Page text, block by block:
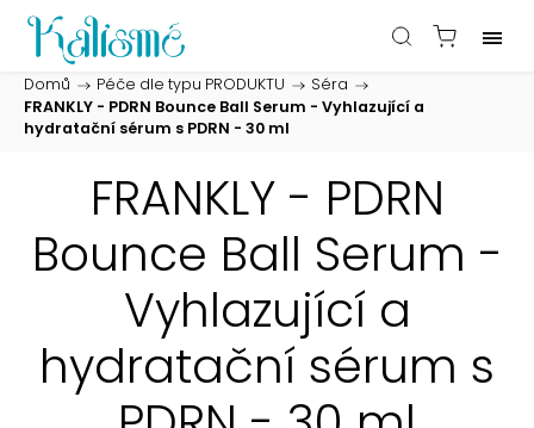
Domů / Péče dle typu PRODUKTU / Séra /
FRANKLY - PDRN Bounce Ball Serum - Vyhlazující a
hydratační sérum s PDRN - 30 ml
FRANKLY - PDRN
Bounce Ball Serum -
Vyhlazující a
hydratační sérum s